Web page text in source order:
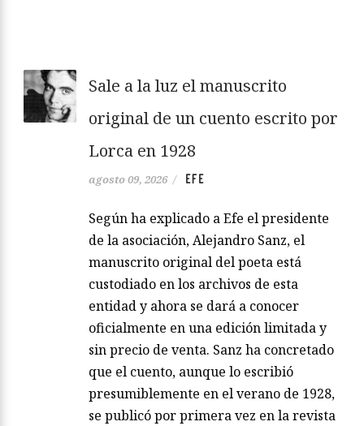
Sale a la luz el manuscrito
original de un cuento escrito por
Lorca en 1928
agosto 09, 2026 / EFE
Según ha explicado a Efe el presidente
de la asociación, Alejandro Sanz, el
manuscrito original del poeta está
custodiado en los archivos de esta
entidad y ahora se dará a conocer
oficialmente en una edición limitada y
sin precio de venta. Sanz ha concretado
que el cuento, aunque lo escribió
presumiblemente en el verano de 1928,
se publicó por primera vez en la revista